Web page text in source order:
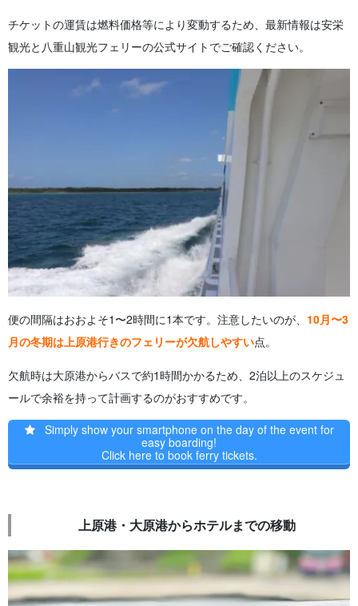
チケットの運賃は燃料価格等により変動するため、最新情報は安栄
観光と八重山観光フェリーの公式サイトでご確認ください。
便の間隔はおおよそ1〜2時間に1本です。注意したいのが、 10月〜3
月の冬期は上原港行きのフェリーが欠航しやすい点。
欠航時は大原港からバスで約1時間かかるため、2泊以上のスケジュ
ールで余裕を持って計画するのがおすすめです。
Simply show your smartphone on the day of the event for
easy boarding!
Click here to book ferry tickets.
上原港・大原港からホテルまでの移動